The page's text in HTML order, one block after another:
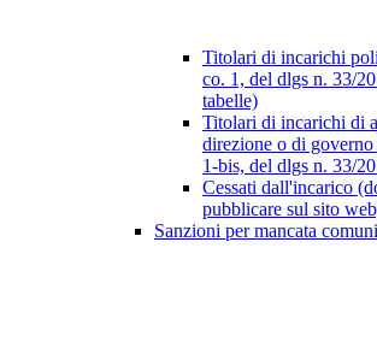
Titolari di incarichi
co. 1, del dlgs n. 33/
tabelle)
Titolari di incarichi di
direzione o di
1-bis, del dlgs n. 33/
Cessati dall'incarico
pubblicare sul sito
Sanzioni per mancata